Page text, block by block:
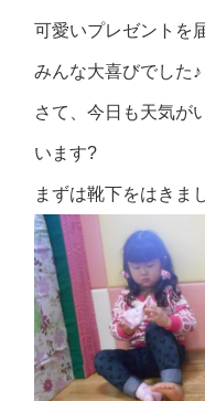
可愛いプレゼントを
みんな大喜びでした♪
さて、今日も天気が
います?
まずは靴下をはきま